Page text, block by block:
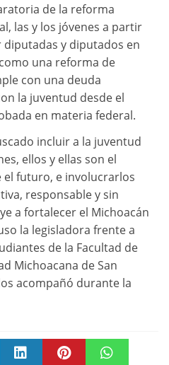
de la reforma
las y los jóvenes a partir
diputadas y diputados en
una reforma de
con una deuda
la juventud desde el
en materia federal.
incluir a la juventud
ellos y ellas son el
el futuro, e involucrarlos
responsable y sin
a fortalecer el Michoacán
la legisladora frente a
de la Facultad de
Michoacana de San
acompañó durante la